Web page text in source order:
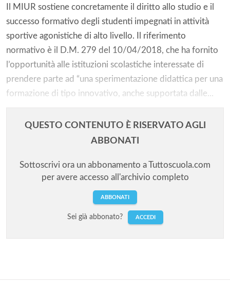
Il MIUR sostiene concretamente il diritto allo studio e il
successo formativo degli studenti impegnati in attività
sportive agonistiche di alto livello. Il riferimento
normativo è il D.M. 279 del 10/04/2018, che ha fornito
l’opportunità alle istituzioni scolastiche interessate di
prendere parte ad “una sperimentazione didattica per una
formazione di tipo innovativo, anche supportata dalle...
QUESTO CONTENUTO È RISERVATO AGLI
ABBONATI
Sottoscrivi ora un abbonamento a Tuttoscuola.com
per avere accesso all'archivio completo
ABBONATI
Sei già abbonato? ACCEDI